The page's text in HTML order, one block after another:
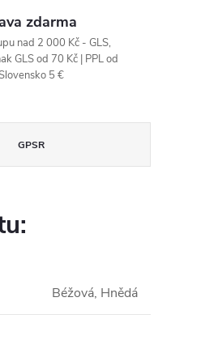
zdarma
nad 2 000 Kč - GLS,
GLS od 70 Kč | PPL od
5 €
GPSR
Béžová, Hnědá